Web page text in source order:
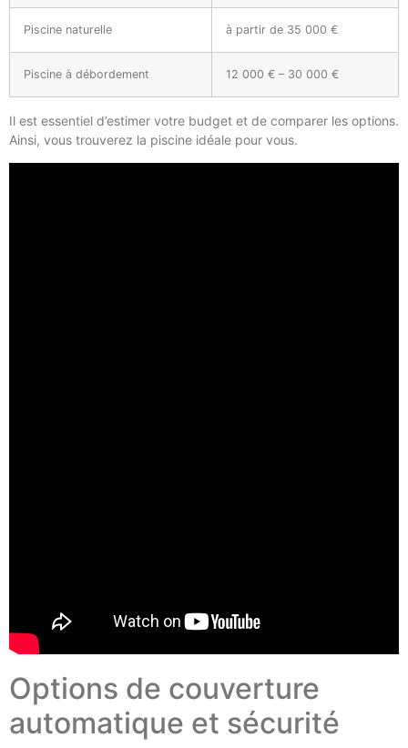
Piscine naturelle à partir de 35 000 €
Piscine à débordement 12 000 € – 30 000 €
Il est essentiel d’estimer votre budget et de comparer les options.
Ainsi, vous trouverez la piscine idéale pour vous.
Options de couverture
automatique et sécurité